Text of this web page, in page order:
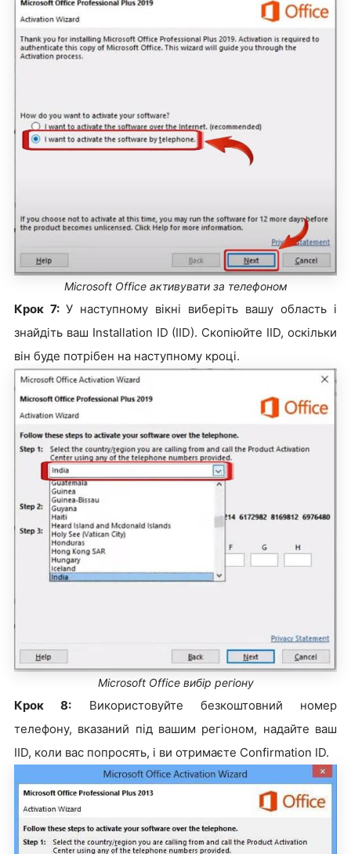
Microsoft Office активувати за телефоном
Крок 7: У наступному вікні виберіть вашу область і
знайдіть ваш Installation ID (IID). Скопіюйте IID, оскільки
він буде потрібен на наступному кроці.
Microsoft Office вибір регіону
Крок 8: Використовуйте безкоштовний номер
телефону, вказаний під вашим регіоном, надайте ваш
IID, коли вас попросять, і ви отримаєте Confirmation ID.